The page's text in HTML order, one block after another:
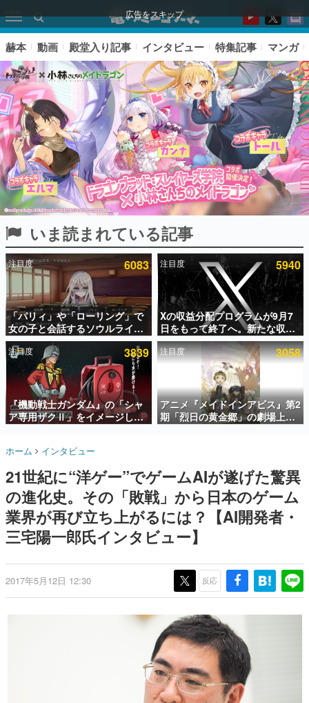
広告をスキップ
ピックアップ
電ファミのいま読まれている記事ランキング
アプリセール情報
インタビュー
連載・特集一覧
殿堂入り記事
SNS拡散数が数千以上！ ページビュー数万以上！ などな
ど。多くの人々に読まれた、電ファミ渾身の“殿堂入り”記
事をまとめました。
名作ゲームクリエイターの方々に製作時のエピソードをお
きます。
赫本
この物語を解いてはいけない。『赫本』は、〈試験問題〉
の形をした短編ホラー小説集です。
これからのデジタルゲーム市場を担う若きクリエイター達
の姿を追い、彼らのルーツと情熱を探っていきます。
ゲームに多大な影響を受けた作家さんに取材し、ゲームが
日本のコンテンツ産業やカルチャーに与えた影響を探る企
日本モバイルゲーム産業史
日本のモバイルゲーム史における主要なトピック・タイト
ルを網羅するほか、開発者へのインタビューや識者による
解説を掲載。約20年の歴史が一望できる決定版！
赫本 動画 殿堂入り記事 インタビュー 特集記事 マンガ
いま読まれている記事
注目度 6083
「パリィ」や「ローリング」で
女の子と会話するソウルライク
恋愛ゲーム『小早川さんはソウ
ルライク』無料公開。返事に失
敗すると「YOU DIED」
注目度 5940
Xの収益分配プログラムが9月7
日をもって終了へ。新たな収益
化制度「Original Content
Rewards Program」を発表
注目度 3839
『機動戦士ガンダム』の「シャ
ア専用ザクⅡ」をイメージした
散水ホースリールが予約開始。
ークやジオン公国軍のエンブレ
注目度 3058
アニメ『メイドインアビス』第2
期「烈日の黄金郷」の劇場上映
が決定！レグ役・伊瀬茉莉也さ
ホーム インタビュー
21世紀に“洋ゲー”でゲームAIが遂げた驚異
の進化史。その「敗戦」から日本のゲーム
業界が再び立ち上がるには？【AI開発者・
三宅陽一郎氏インタビュー】
2017年5月12日 12:30 反応